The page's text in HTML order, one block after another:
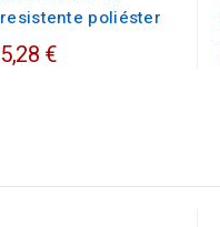
resistente poliéster
5,28 €